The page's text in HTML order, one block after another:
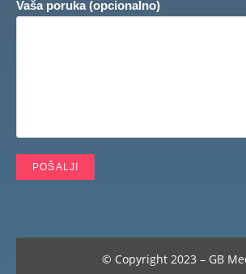
Vaša poruka (opcionalno)
© Copyright 2023 – GB